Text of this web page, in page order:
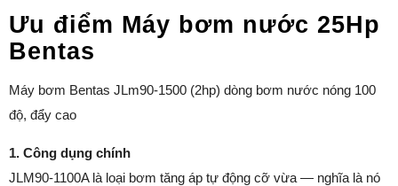
Ưu điểm Máy bơm nước 25Hp
Bentas
Máy bơm Bentas JLm90-1500 (2hp) dòng bơm nước nóng 100
độ, đẩy cao
1. Công dụng chính
JLM90-1100A là loại bơm tăng áp tự động cỡ vừa — nghĩa là nó